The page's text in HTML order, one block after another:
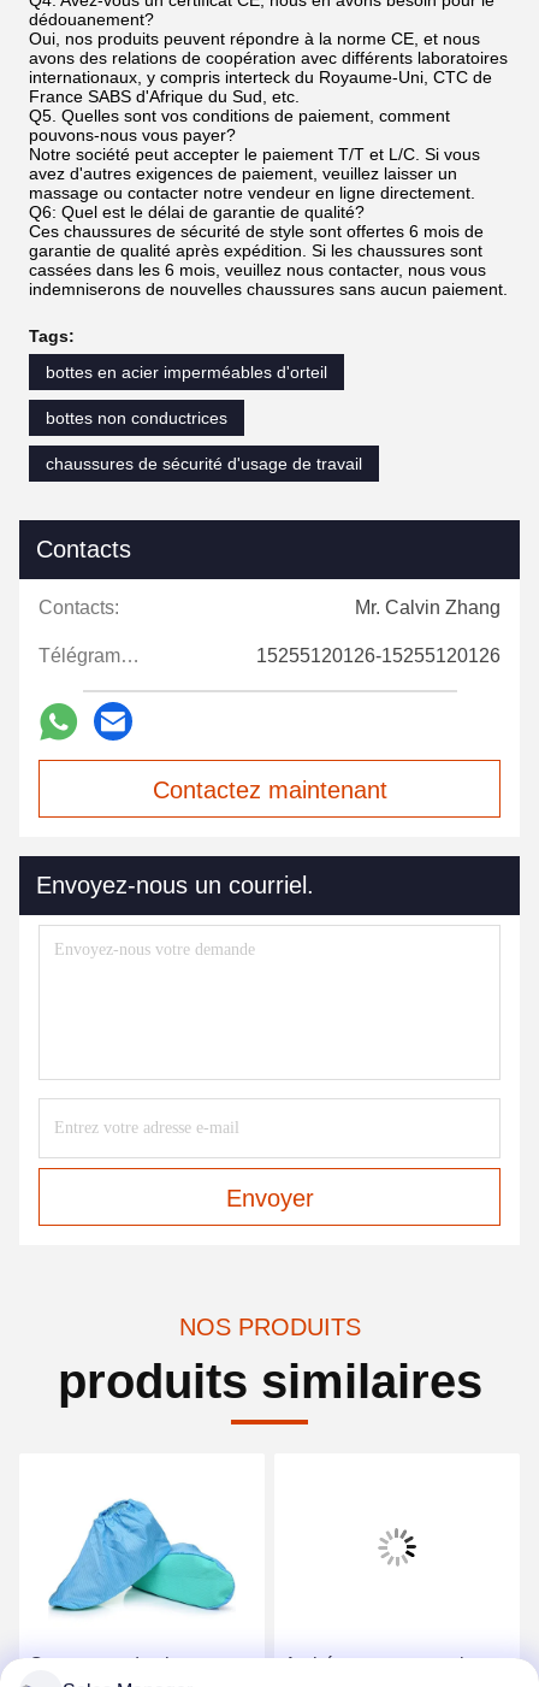
dédouanement?
Oui, nos produits peuvent répondre à la norme CE, et nous
avons des relations de coopération avec différents laboratoires
internationaux, y compris interteck du Royaume-Uni, CTC de
France SABS d'Afrique du Sud, etc.
Q5. Quelles sont vos conditions de paiement, comment
pouvons-nous vous payer?
Notre société peut accepter le paiement T/T et L/C. Si vous
avez d'autres exigences de paiement, veuillez laisser un
massage ou contacter notre vendeur en ligne directement.
Q6: Quel est le délai de garantie de qualité?
Ces chaussures de sécurité de style sont offertes 6 mois de
garantie de qualité après expédition. Si les chaussures sont
cassées dans les 6 mois, veuillez nous contacter, nous vous
indemniserons de nouvelles chaussures sans aucun paiement.
Tags:
bottes en acier imperméables d'orteil
bottes non conductrices
chaussures de sécurité d'usage de travail
Contacts
Contacts: Mr. Calvin Zhang
Télégramme: 15255120126-15255120126
Contactez maintenant
Envoyez-nous un courriel.
Envoyer
NOS PRODUITS
produits similaires
Couverture de chaussure
Anti-écrasement, anti-